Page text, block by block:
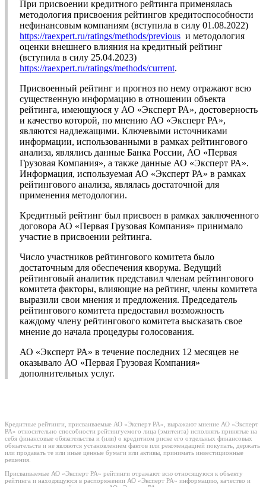
При присвоении кредитного рейтинга применялась
методология присвоения рейтингов кредитоспособности
нефинансовым компаниям (вступила в силу 01.08.2022)
https://raexpert.ru/ratings/methods/previous и методология
оценки внешнего влияния на кредитный рейтинг
(вступила в силу 25.04.2023)
https://raexpert.ru/ratings/methods/current.
Присвоенный рейтинг и прогноз по нему отражают всю
существенную информацию в отношении объекта
рейтинга, имеющуюся у АО «Эксперт РА», достоверность
и качество которой, по мнению АО «Эксперт РА»,
являются надлежащими. Ключевыми источниками
информации, использованными в рамках рейтингового
анализа, являлись данные Банка России, АО «Первая
Грузовая Компания», а также данные АО «Эксперт РА».
Информация, используемая АО «Эксперт РА» в рамках
рейтингового анализа, являлась достаточной для
применения методологии.
Кредитный рейтинг был присвоен в рамках заключенного
договора АО «Первая Грузовая Компания» принимало
участие в присвоении рейтинга.
Число участников рейтингового комитета было
достаточным для обеспечения кворума. Ведущий
рейтинговый аналитик представил членам рейтингового
комитета факторы, влияющие на рейтинг, члены комитета
выразили свои мнения и предложения. Председатель
рейтингового комитета предоставил возможность
каждому члену рейтингового комитета высказать свое
мнение до начала процедуры голосования.
АО «Эксперт РА» в течение последних 12 месяцев не
оказывало АО «Первая Грузовая Компания»
дополнительных услуг.
Кредитные рейтинги, присваиваемые АО «Эксперт РА», выражают мнение АО «Эксперт
РА» относительно способности рейтингуемого лица (эмитента) исполнять принятые на
себя финансовые обязательства и (или) о кредитном риске его отдельных финансовых
обязательств и не являются установлением фактов или рекомендацией покупать, держать
или продавать те или иные ценные бумаги или активы, принимать инвестиционные
решения.
Присваиваемые АО «Эксперт РА» рейтинги отражают всю относящуюся к объекту
рейтинга и находящуюся в распоряжении АО «Эксперт РА» информацию, качество и